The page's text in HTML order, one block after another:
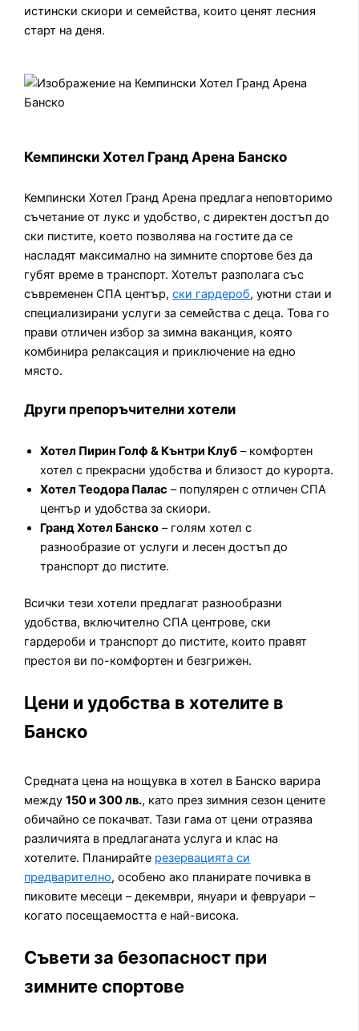
истински скиори и семейства, които ценят лесния
старт на деня.
Кемпински Хотел Гранд Арена Банско
Кемпински Хотел Гранд Арена предлага неповторимо
съчетание от лукс и удобство, с директен достъп до
ски пистите, което позволява на гостите да се
насладят максимално на зимните спортове без да
губят време в транспорт. Хотелът разполага със
съвременен СПА център,ски гардероб, уютни стаи и
специализирани услуги за семейства с деца. Това го
прави отличен избор за зимна ваканция, която
комбинира релаксация и приключение на едно
място.
Други препоръчителни хотели
Хотел Пирин Голф & Кънтри Клуб – комфортен
хотел с прекрасни удобства и близост до курорта.
Хотел Теодора Палас – популярен с отличен СПА
център и удобства за скиори.
Гранд Хотел Банско – голям хотел с
разнообразие от услуги и лесен достъп до
транспорт до пистите.
Всички тези хотели предлагат разнообразни
удобства, включително СПА центрове, ски
гардероби и транспорт до пистите, които правят
престоя ви по-комфортен и безгрижен.
Цени и удобства в хотелите в
Банско
Средната цена на нощувка в хотел в Банско варира
между150 и 300 лв., като през зимния сезон цените
обичайно се покачват. Тази гама от цени отразява
различията в предлаганата услуга и клас на
хотелите. Планирайте резервацията си
предварително, особено ако планирате почивка в
пиковите месеци – декември, януари и февруари –
когато посещаемостта е най-висока.
Съвети за безопасност при
зимните спортове